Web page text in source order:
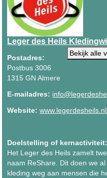
Leger des Heils
Bekijk alle
Postadres:
Postbus 3006
1315 GN Almere
E-mailadres:
Website:
Doelstelling of kernactiviteit:
Het Leger des Heils zamelt
naam ReShare. Dit doen we
kleding weg aan mensen die